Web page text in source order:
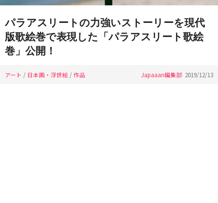
パラアスリートの力強いストーリーを現代
版歌絵巻で表現した「パラアスリート歌絵
巻」公開！
アート / 日本画・浮世絵 /作品 Japaaan編集部 2019/12/13